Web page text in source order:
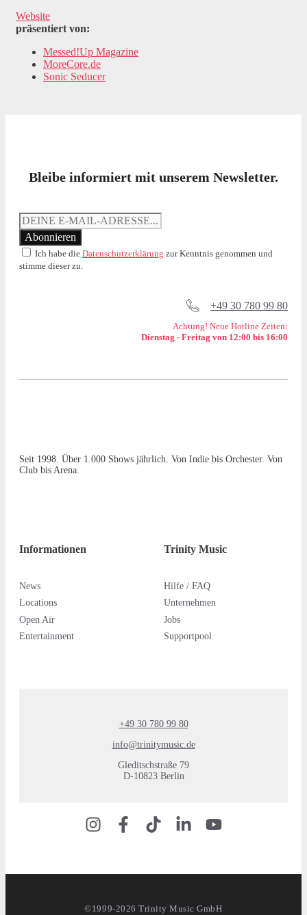
Website
präsentiert von:
Messed!Up Magazine
MoreCore.de
Sonic Seducer
Bleibe informiert mit unserem Newsletter.
Ich habe die Datenschutzerklärung zur Kenntnis genommen und
stimme dieser zu.
+49 30 780 99 80
Achtung! Neue Hotline Zeiten:
Dienstag - Freitag von 12:00 bis 16:00
Seit 1998. Über 1.000 Shows jährlich. Von Indie bis Orchester. Von
Club bis Arena.
Informationen
News
Locations
Open Air
Entertainment
Trinity Music
Hilfe / FAQ
Unternehmen
Jobs
Supportpool
+49 30 780 99 80
info@trinitymusic.de
Gleditschstraße 79
D-10823 Berlin
©1999-2026 Trinity Music GmbH